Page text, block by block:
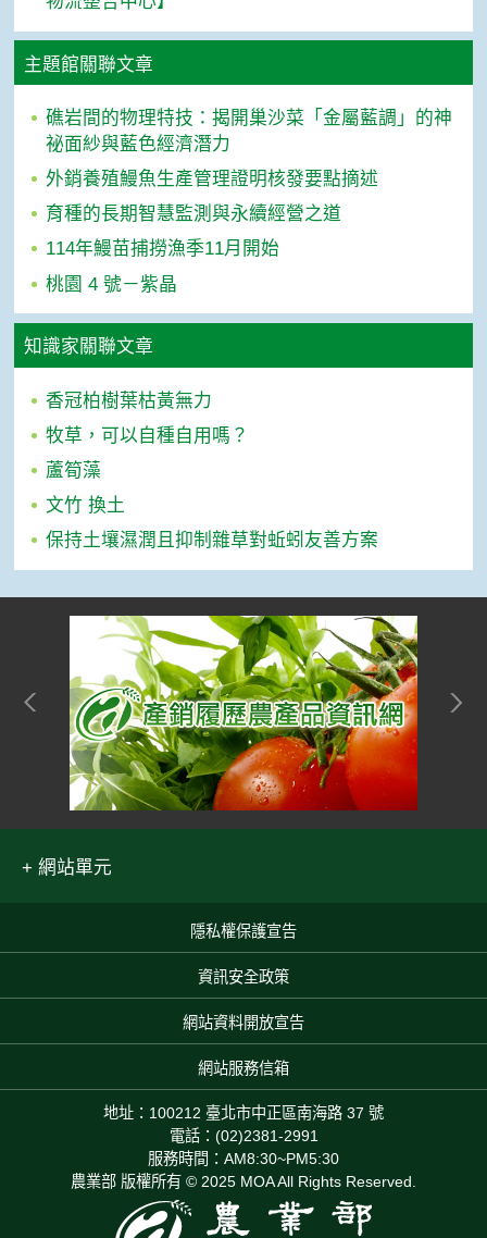
主題館關聯文章
礁岩間的物理特技：揭開巢沙菜「金屬藍調」的神
祕面紗與藍色經濟潛力
外銷養殖鰻魚生產管理證明核發要點摘述
育種的長期智慧監測與永續經營之道
114年鰻苗捕撈漁季11月開始
桃園 4 號－紫晶
知識家關聯文章
香冠柏樹葉枯黃無力
牧草，可以自種自用嗎？
蘆筍藻
文竹 換土
保持土壤濕潤且抑制雜草對蚯蚓友善方案
網站單元
隱私權保護宣告
資訊安全政策
網站資料開放宣告
網站服務信箱
地址：100212 臺北市中正區南海路 37 號
電話：(02)2381-2991
服務時間：AM8:30~PM5:30
農業部 版權所有 © 2025 MOA All Rights Reserved.